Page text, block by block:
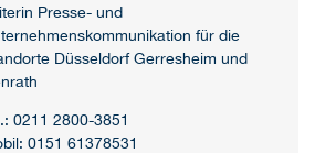
Presse- und
für die
Düsseldorf Gerresheim und
0211 2800-3851
0151 61378531